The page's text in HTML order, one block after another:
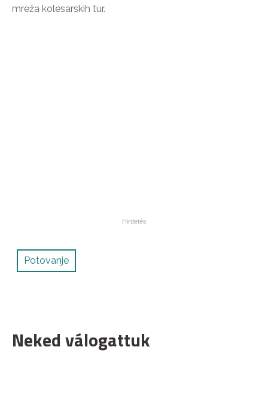
mreža kolesarskih tur.
Potovanje
Neked válogattuk